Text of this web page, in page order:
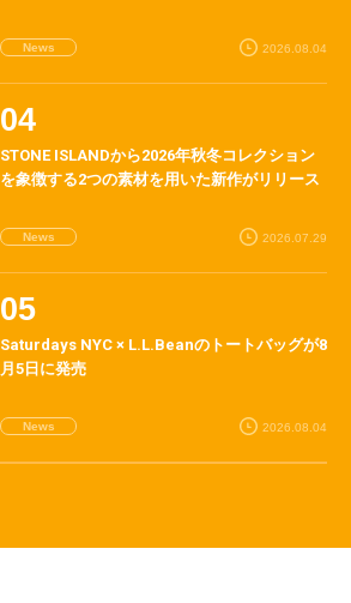
News 2026.08.04
STONE ISLANDから2026年秋冬コレクション
を象徴する2つの素材を用いた新作がリリース
News 2026.07.29
Saturdays NYC × L.L.Beanのトートバッグが8
月5日に発売
News 2026.08.04